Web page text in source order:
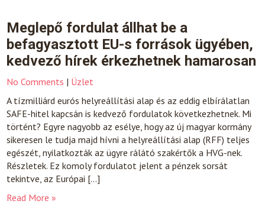
Meglepő fordulat állhat be a
befagyasztott EU-s források ügyében,
kedvező hírek érkezhetnek hamarosan
No Comments | Üzlet
A tízmilliárd eurós helyreállítási alap és az eddig elbírálatlan
SAFE-hitel kapcsán is kedvező fordulatok következhetnek. Mi
történt? Egyre nagyobb az esélye, hogy az új magyar kormány
sikeresen le tudja majd hívni a helyreállítási alap (RFF) teljes
egészét, nyilatkozták az ügyre rálátó szakértők a HVG-nek.
Részletek. Ez komoly fordulatot jelent a pénzek sorsát
tekintve, az Európai […]
Read More »